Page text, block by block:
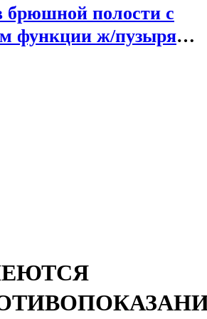
брюшной полости с
функции ж/пузыря